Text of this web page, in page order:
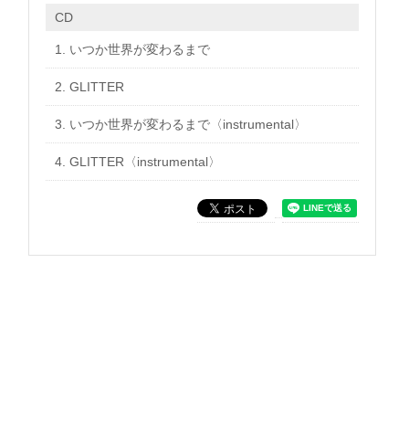
CD
1. いつか世界が変わるまで
2. GLITTER
3. いつか世界が変わるまで〈instrumental〉
4. GLITTER〈instrumental〉